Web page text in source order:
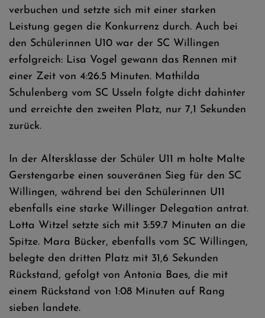
verbuchen und setzte sich mit einer starken
Leistung gegen die Konkurrenz durch. Auch bei
den Schülerinnen U10 war der SC Willingen
erfolgreich: Lisa Vogel gewann das Rennen mit
einer Zeit von 4:26.5 Minuten. Mathilda
Schulenberg vom SC Usseln folgte dicht dahinter
und erreichte den zweiten Platz, nur 7,1 Sekunden
zurück.
In der Altersklasse der Schüler U11 m holte Malte
Gerstengarbe einen souveränen Sieg für den SC
Willingen, während bei den Schülerinnen U11
ebenfalls eine starke Willinger Delegation antrat.
Lotta Witzel setzte sich mit 3:59.7 Minuten an die
Spitze. Mara Bücker, ebenfalls vom SC Willingen,
belegte den dritten Platz mit 31,6 Sekunden
Rückstand, gefolgt von Antonia Baes, die mit
einem Rückstand von 1:08 Minuten auf Rang
sieben landete.